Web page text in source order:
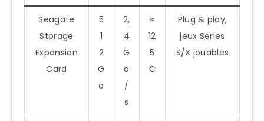
Seagate
Storage
Expansion
Card
5
1
2
G
o
2,
4
G
o
/
s
≈
12
5
€
Plug & play,
jeux Series
S/X jouables